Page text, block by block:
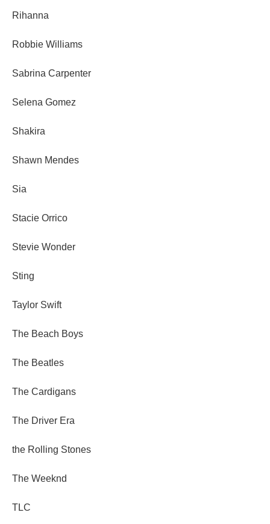
Rihanna
Robbie Williams
Sabrina Carpenter
Selena Gomez
Shakira
Shawn Mendes
Sia
Stacie Orrico
Stevie Wonder
Sting
Taylor Swift
The Beach Boys
The Beatles
The Cardigans
The Driver Era
the Rolling Stones
The Weeknd
TLC